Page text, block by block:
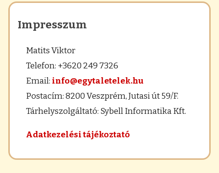
Impresszum
Matits Viktor
Telefon: +3620 249 7326
Email: info@egytaletelek.hu
Postacím: 8200 Veszprém, Jutasi út 59/F.
Tárhelyszolgáltató: Sybell Informatika Kft.
Adatkezelési tájékoztató